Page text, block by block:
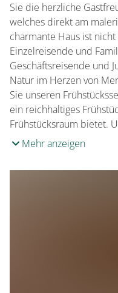
Sie die herzliche
welches direkt am
charmante Haus ist
Einzelreisende und
Geschäftsreisende und
Natur im Herzen von
Sie unseren
ein reichhaltiges
Frühstücksraum bietet.
Mehr anzeigen